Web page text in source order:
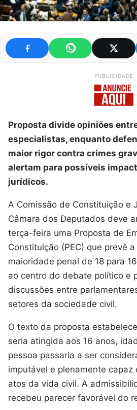
PUBLICIDADE
Proposta divide opiniões
especialistas, enquanto
maior rigor contra crimes
alertam para possíveis
jurídicos.
A Comissão de Constituição e
Câmara dos Deputados deve
terça-feira uma Proposta de
Constituição (PEC) que prevê
maioridade penal de 18 para
ao centro do debate político e
discussões entre
setores da sociedade civil.
O texto da proposta
seria atingida aos 16 anos,
pessoa passaria a ser
imputável e plenamente capaz
atos da vida civil. A
recebeu parecer favorável do